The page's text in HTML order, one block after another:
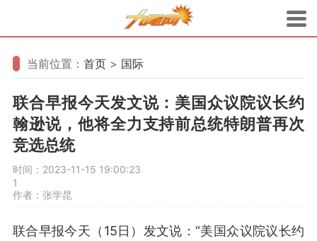
当前位置： 首页 > 国际
联合早报今天发文说：美国众议院议长约
翰逊说，他将全力支持前总统特朗普再次
竞选总统
时间：2023-11-15 19:00:23
1
作者：张学昆
联合早报今天（15日）发文说：“美国众议院议长约